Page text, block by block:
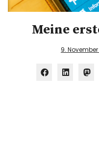
Konzerte
Museen bei…
Meine
9. November